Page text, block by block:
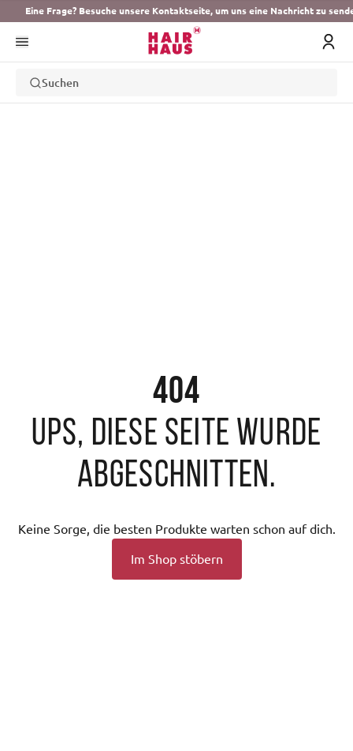
Eine Frage? Besuche unsere Kontaktseite, um uns eine Nachricht zu
Suchen
404
Ups, diese Seite wurde
abgeschnitten.
Keine Sorge, die besten Produkte warten schon auf dich.
Im Shop stöbern